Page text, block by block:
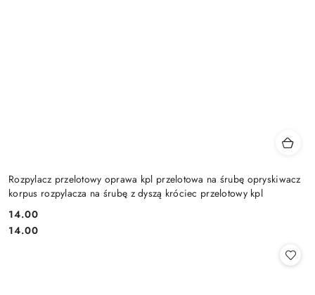
Rozpylacz przelotowy oprawa kpl przelotowa na śrubę opryskiwacz
korpus rozpylacza na śrubę z dyszą króciec przelotowy kpl
Cena:
14.00
Cena:
14.00